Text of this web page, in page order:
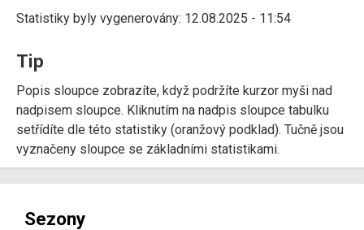
Statistiky byly vygenerovány: 12.08.2025 - 11:54
Tip
Popis sloupce zobrazíte, když podržíte kurzor myši nad
nadpisem sloupce. Kliknutím na nadpis sloupce tabulku
setřídíte dle této statistiky (oranžový podklad). Tučně jsou
vyznačeny sloupce se základními statistikami.
Sezony